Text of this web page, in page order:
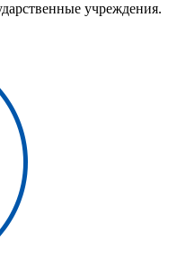
учреждения.